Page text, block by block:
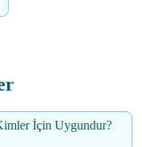
İçin Uygundur?